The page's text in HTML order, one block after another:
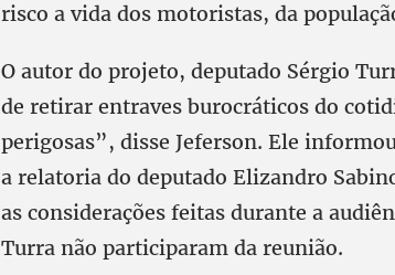
risco a vida dos motoristas, da
O autor do projeto, deputado Sérgio
de retirar entraves burocráticos do
perigosas”, disse Jeferson. Ele
a relatoria do deputado Elizandro
as considerações feitas durante a
Turra não participaram da reunião.